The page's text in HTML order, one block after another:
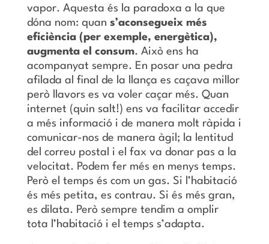
vapor. Aquesta és la paradoxa a la que
dóna nom: quan s’aconsegueix més
eficiència (per exemple, energètica),
augmenta el consum. Això ens ha
acompanyat sempre. En posar una pedra
afilada al final de la llança es caçava millor
però llavors es va voler caçar més. Quan
internet (quin salt!) ens va facilitar accedir
a més informació i de manera molt ràpida i
comunicar-nos de manera àgil; la lentitud
del correu postal i el fax va donar pas a la
velocitat. Podem fer més en menys temps.
Però el temps és com un gas. Si l’habitació
és més petita, es contrau. Si és més gran,
es dilata. Però sempre tendim a omplir
tota l’habitació i el temps s’adapta.